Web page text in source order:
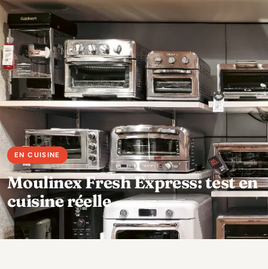
Moulinex Fresh Express: test en
cuisine réelle